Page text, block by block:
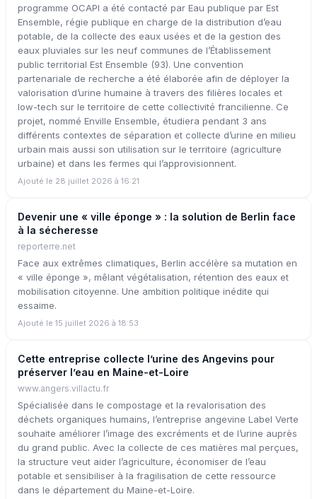
programme OCAPI a été contacté par Eau publique par Est
Ensemble, régie publique en charge de la distribution d’eau
potable, de la collecte des eaux usées et de la gestion des
eaux pluviales sur les neuf communes de l’Établissement
public territorial Est Ensemble (93). Une convention
partenariale de recherche a été élaborée afin de déployer la
valorisation d’urine humaine à travers des filières locales et
low-tech sur le territoire de cette collectivité francilienne. Ce
projet, nommé Enville Ensemble, étudiera pendant 3 ans
différents contextes de séparation et collecte d’urine en milieu
urbain mais aussi son utilisation sur le territoire (agriculture
urbaine) et dans les fermes qui l’approvisionnent.
Ajouté le 28 juillet 2026 à 16:21
Devenir une « ville éponge » : la solution de Berlin face
à la sécheresse
reporterre.net
Face aux extrêmes climatiques, Berlin accélère sa mutation en
« ville éponge », mêlant végétalisation, rétention des eaux et
mobilisation citoyenne. Une ambition politique inédite qui
essaime.
Ajouté le 15 juillet 2026 à 18:53
Cette entreprise collecte l’urine des Angevins pour
préserver l’eau en Maine-et-Loire
www.angers.villactu.fr
Spécialisée dans le compostage et la revalorisation des
déchets organiques humains, l’entreprise angevine Label Verte
souhaite améliorer l’image des excréments et de l’urine auprès
du grand public. Avec la collecte de ces matières mal perçues,
la structure veut aider l’agriculture, économiser de l’eau
potable et sensibiliser à la fragilisation de cette ressource
dans le département du Maine-et-Loire.